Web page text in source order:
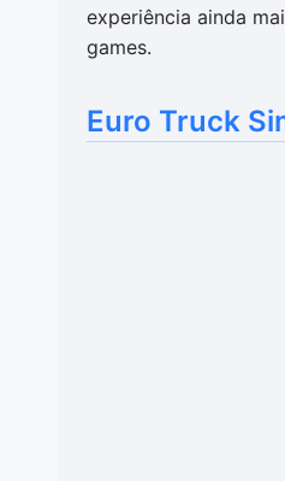
experiência ainda
games.
Euro Truck